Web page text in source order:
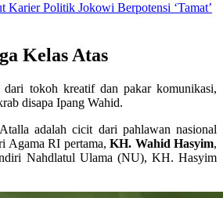
Karier Politik Jokowi Berpotensi ‘Tamat’
Kelas Atas
dari tokoh kreatif dan pakar komunikasi,
disapa Ipang Wahid.
adalah cicit dari pahlawan nasional
Agama RI pertama, KH. Wahid Hasyim,
Nahdlatul Ulama (NU), KH. Hasyim